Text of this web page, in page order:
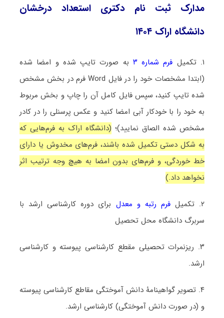
مدارک ثبت نام دکتری استعداد درخشان
دانشگاه اراک ۱۴۰۴
۱. تکمیل فرم شماره ۳
به صورت تایپ شده و امضا شده
(ابتدا مشخصات خود را در فایل Word فرم در بخش مشخص
شده تایپ کنید، سپس فایل کامل آن را چاپ و بخش مربوط
به خود را با خودکار آبی امضا کنید و عکس پرسنلی را در کادر
مشخص شده الصاق نمایید)؛ (دانشگاه اراک به فرم‌هایی که
به شکل دستی تکمیل شده باشند، فرم‌های مخدوش یا دارای
خط خوردگی، و فرم‌های بدون امضا به هیچ وجه ترتیب اثر
نخواهد داد.)
۲. تکمیل فرم رتبه و معدل برای دوره کارشناسی ارشد با
سربرگ دانشگاه محل تحصیل
۳. ریزنمرات تحصیلی مقطع کارشناسی پیوسته و کارشناسی
ارشد.
۴. تصویر گواهینامۀ دانش آموختگی مقاطع کارشناسی پیوسته
و (در صورت دانش آموختگی) کارشناسی ارشد.